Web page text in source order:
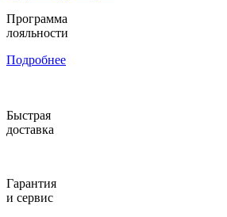
Программа
лояльности
Подробнее
Быстрая
доставка
Гарантия
и сервис